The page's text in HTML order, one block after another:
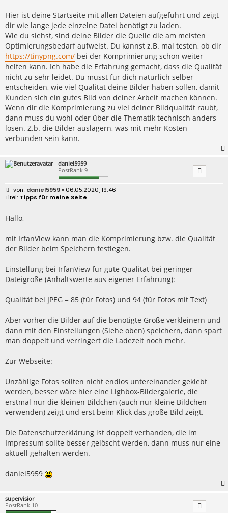
Hier ist deine Startseite mit allen Dateien aufgeführt und zeigt
dir wie lange jede einzelne Datei benötigt zu laden.
Wie du siehst, sind deine Bilder die Quelle die am meisten
Optimierungsbedarf aufweist. Du kannst z.B. mal testen, ob dir
https://tinypng.com/ bei der Komprimierung schon weiter
helfen kann. Ich habe die Erfahrung gemacht, dass die Qualität
nicht zu sehr leidet. Du musst für dich natürlich selber
entscheiden, wie viel Qualität deine Bilder haben sollen, damit
Kunden sich ein gutes Bild von deiner Arbeit machen können.
Wenn dir die Komprimierung zu viel deiner Bildqualität raubt,
dann muss du wohl oder über die Thematik technisch anders
lösen. Z.b. die Bilder auslagern, was mit mehr Kosten
verbunden sein kann.
daniel5959
PostRank 9
B
e
i
r
a
daniel5959» 06.05.2020, 19:46
Tipps für meine Seite
Hallo,
mit IrfanView kann man die Komprimierung bzw. die Qualität
der Bilder beim Speichern festlegen.
Einstellung bei IrfanView für gute Qualität bei geringer
Dateigröße (Anhaltswerte aus eigener Erfahrung):
Qualität bei JPEG = 85 (für Fotos) und 94 (für Fotos mit Text)
Aber vorher die Bilder auf die benötigte Größe verkleinern und
dann mit den Einstellungen (Siehe oben) speichern, dann spart
man doppelt und verringert die Ladezeit noch mehr.
Zur Webseite:
Unzählige Fotos sollten nicht endlos untereinander geklebt
werden, besser wäre hier eine Lighbox-Bildergalerie, die
erstmal nur die kleinen Bildchen (auch nur kleine Bildchen
verwenden) zeigt und erst beim Klick das große Bild zeigt.
Die Datenschutzerklärung ist doppelt verhanden, die im
Impressum sollte besser gelöscht werden, dann muss nur eine
aktuell gehalten werden.
daniel5959
supervisior
PostRank 10